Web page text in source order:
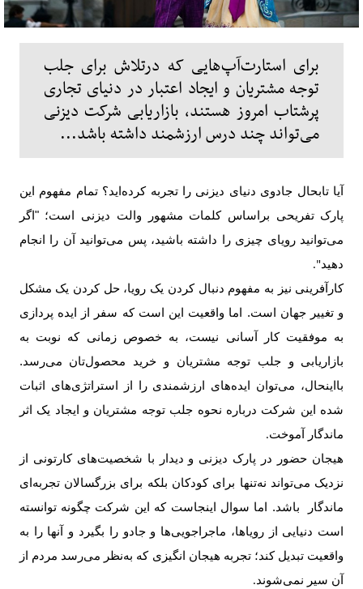
برای استارت‌آپ‌هایی که درتلاش برای جلب
توجه مشتریان و ایجاد اعتبار در دنیای تجاری
پرشتاب امروز هستند، بازاریابی شرکت دیزنی
می‌تواند چند درس ارزشمند داشته باشد...
آیا تابحال جادوی دنیای دیزنی را تجربه کرده‌­اید؟ تمام مفهوم این
پارک تفریحی براساس کلمات مشهور والت دیزنی است؛ "اگر
می‌توانید رویای چیزی را داشته باشید، پس می‌­توانید آن را انجام
دهید".
کارآفرینی نیز به مفهوم دنبال کردن یک رویا، حل کردن یک مشکل
و تغییر جهان است. اما واقعیت این است که سفر از ایده پردازی
به موفقیت کار آسانی نیست، به خصوص زمانی که نوبت به
بازاریابی و جلب توجه مشتریان و خرید محصول‌تان می‌رسد.
بااینحال، می‌­توان ایده­‌های ارزشمندی را از استراتژی‌­های اثبات
شده این شرکت درباره نحوه جلب توجه مشتریان و ایجاد یک اثر
ماندگار آموخت.
هیجان حضور در پارک دیزنی و دیدار با شخصیت­‌های کارتونی از
نزدیک می‌تواند نه‌تنها برای کودکان بلکه برای بزرگسالان تجربه‌ای
ماندگار باشد. اما سوال اینجاست که این شرکت چگونه توانسته
است دنیایی از رویاها، ماجراجویی‌­ها و جادو را بگیرد و آنها را به
واقعیت تبدیل کند؛ تجربه هیجان انگیزی که به‌­نظر می‌­رسد مردم از
آن سیر نمی­‌شوند.